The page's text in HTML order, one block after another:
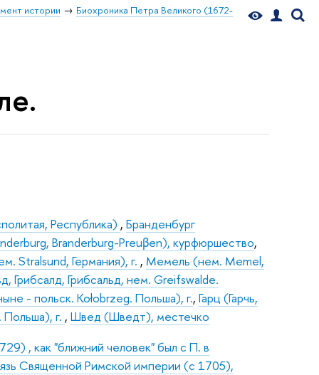
истории
Биохроника Петра Великого (1672-
Республика) ,Бранденбург
Branderburg-Preuβen), курфюршество,
Stralsund, Германия), г. , Мемель (нем. Memel,
Грибсалд, Грибсальд, нем. Greifswalde.
- польск. Kołobrzeg. Польша), г.,Гарц (Гарчь,
Польша), г. ,Швед (Шведт), местечко
, как "ближний человек" был с П. в
Священной Римской империи (с 1705),